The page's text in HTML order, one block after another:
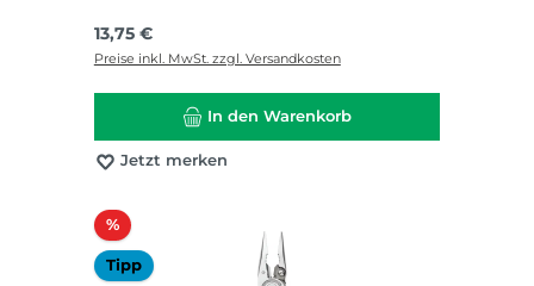
Regulärer Preis:
13,75 €
Preise inkl. MwSt. zzgl. Versandkosten
In den Warenkorb
Jetzt merken
%Rabatt
Tipp